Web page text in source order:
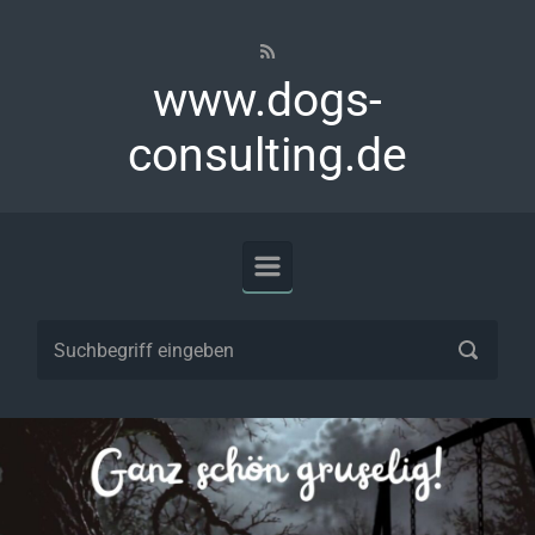
www.dogs-
consulting.de